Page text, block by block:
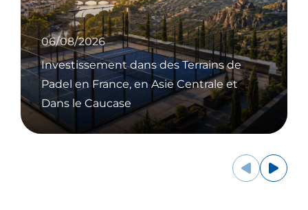
06/08/2026
Investissement dans des Terrains de
Padel en France, en Asie Centrale et
Dans le Caucase